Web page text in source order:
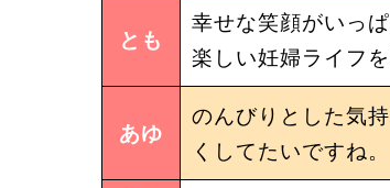
とも
幸せな笑顔がいっ
楽しい妊婦ライフを
あゆ
のんびりとした気
くしてたいですね。